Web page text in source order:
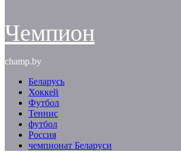
Чемпион
champ.by
Беларусь
Хоккей
Футбол
Теннис
футбол
Россия
чемпионат Беларуси